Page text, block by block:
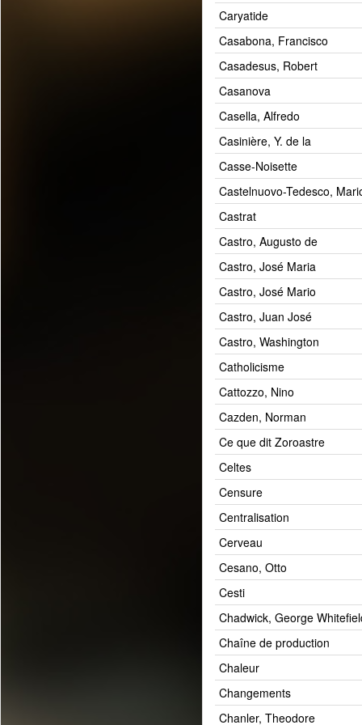
Caryatide
Casabona, Francisco
Casadesus, Robert
Casanova
Casella, Alfredo
Casinière, Y. de la
Casse-Noisette
Castelnuovo-Tedesco,
Castrat
Castro, Augusto de
Castro, José Maria
Castro, José Mario
Castro, Juan José
Castro, Washington
Catholicisme
Cattozzo, Nino
Cazden, Norman
Ce que dit Zoroastre
Celtes
Censure
Centralisation
Cerveau
Cesano, Otto
Cesti
Chadwick, George
Chaîne de production
Chaleur
Changements
Chanler, Theodore